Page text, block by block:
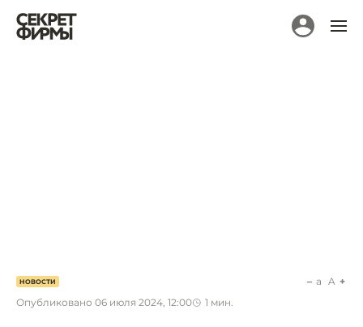
НОВОСТИ
Опубликовано 06 июля 2024, 12:00 1 мин.
a A